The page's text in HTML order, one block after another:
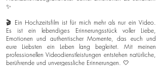
✨
🎬 Ein Hochzeitsfilm ist für mich mehr als nur ein Video.
Es ist ein lebendiges Erinnerungsstück voller Liebe,
Emotionen und authentischer Momente, das euch und
eure Liebsten ein Leben lang begleitet. Mit meinen
professionellen Videodienstleistungen entstehen natürliche,
berührende und unvergessliche Erinnerungen. 🤍